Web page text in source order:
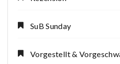
SuB Sunday
Vorgestellt &